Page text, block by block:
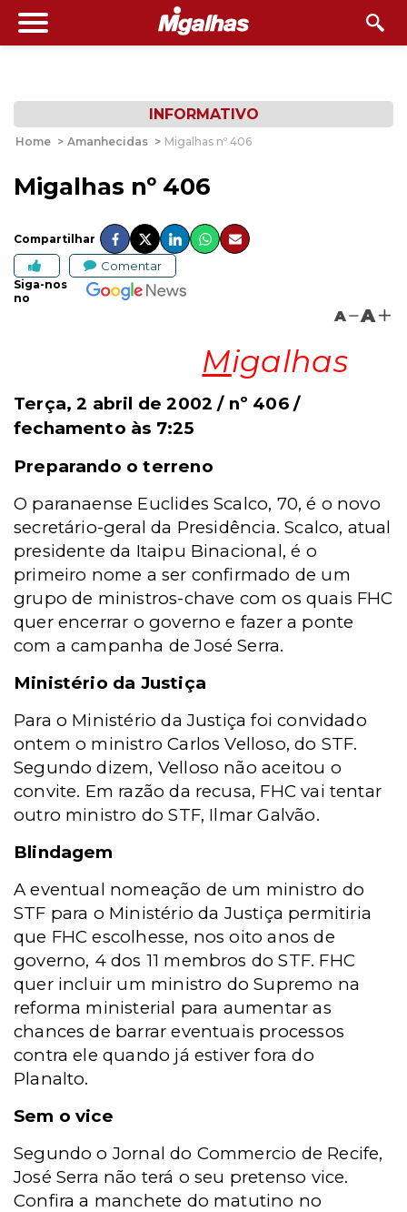
INFORMATIVO
Home > Amanhecidas > Migalhas nº 406
Migalhas nº 406
Compartilhar
Comentar
Siga-nos
no
A A
Migalhas
Terça, 2 abril de 2002 / nº 406 /
fechamento às 7:25
Preparando o terreno
O paranaense Euclides Scalco, 70, é o novo
secretário-geral da Presidência. Scalco, atual
presidente da Itaipu Binacional, é o
primeiro nome a ser confirmado de um
grupo de ministros-chave com os quais FHC
quer encerrar o governo e fazer a ponte
com a campanha de José Serra.
Ministério da Justiça
Para o Ministério da Justiça foi convidado
ontem o ministro Carlos Velloso, do STF.
Segundo dizem, Velloso não aceitou o
convite. Em razão da recusa, FHC vai tentar
outro ministro do STF, Ilmar Galvão.
Blindagem
A eventual nomeação de um ministro do
STF para o Ministério da Justiça permitiria
que FHC escolhesse, nos oito anos de
governo, 4 dos 11 membros do STF. FHC
quer incluir um ministro do Supremo na
reforma ministerial para aumentar as
chances de barrar eventuais processos
contra ele quando já estiver fora do
Planalto.
Sem o vice
Segundo o Jornal do Commercio de Recife,
José Serra não terá o seu pretenso vice.
Confira a manchete do matutino no